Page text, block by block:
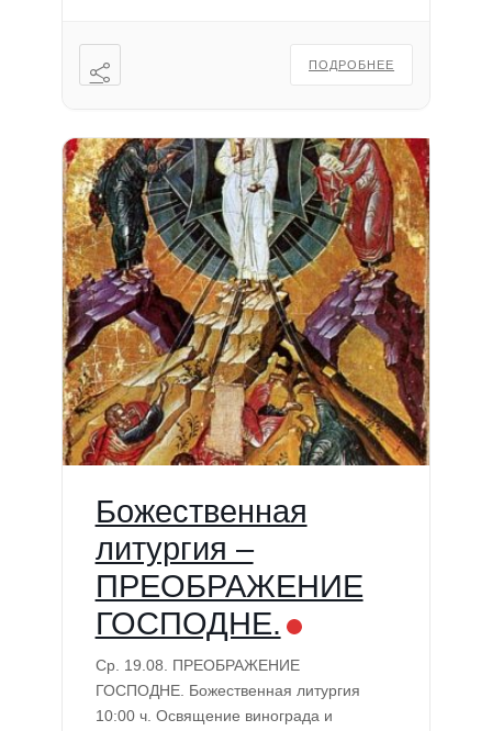
ПОДРОБНЕЕ
Божественная
литургия –
ПРЕОБРАЖЕНИЕ
ГОСПОДНЕ.
Ср. 19.08. ПРЕОБРАЖЕНИЕ
ГОСПОДНЕ. Божественная литургия
10:00 ч. Освящение винограда и